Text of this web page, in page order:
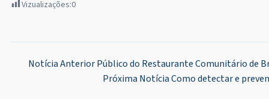
Vizualizações:0
Navegação
Notícia AnteriorPúblico do Restaurante Comunitário de
Próxima NotíciaComo detectar e